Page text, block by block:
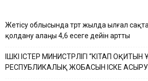
Жетісу облысында төрт жылда ылғал
қолдану алаңы 4,6 есеге дейін артты
ІШКІ ІСТЕР МИНИСТРЛІГІ “КІТАП ОҚИТЫН
РЕСПУБЛИКАЛЫҚ ЖОБАСЫН ІСКЕ